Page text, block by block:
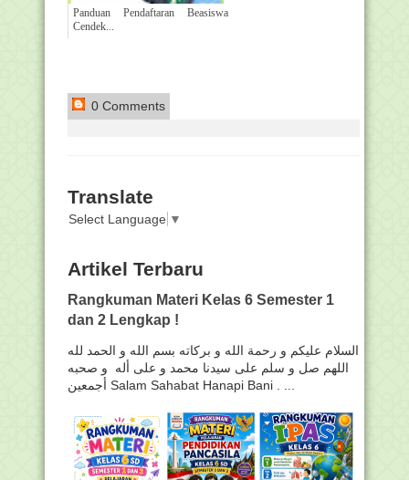
Panduan Pendaftaran Beasiswa
Cendek...
0 Comments
Translate
Select Language ▼
Artikel Terbaru
Rangkuman Materi Kelas 6 Semester 1
dan 2 Lengkap !
السلام عليكم و رحمة الله و بركاته بسم الله و الحمد لله
اللهم صل و سلم على سيدنا محمد و على أله و صحبه
أجمعين Salam Sahabat Hanapi Bani . ...